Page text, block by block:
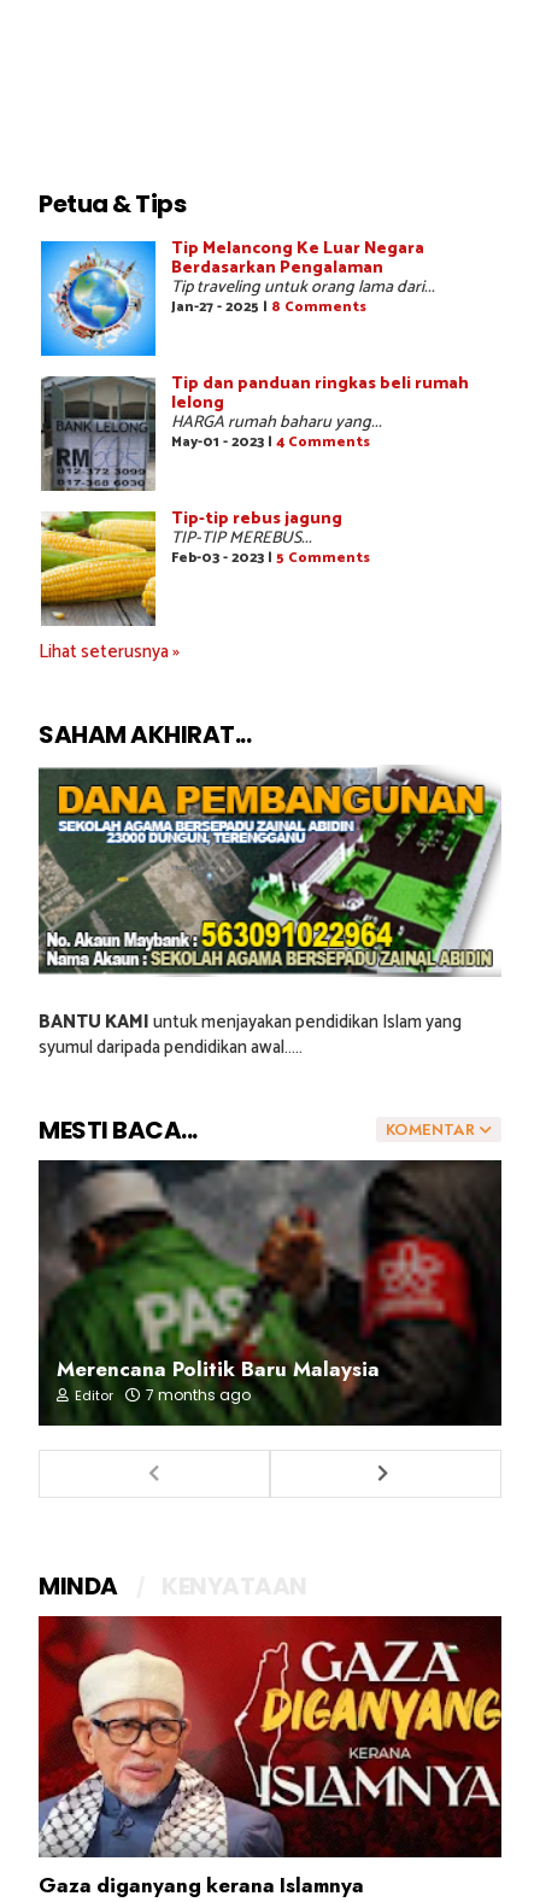
Petua & Tips
Tip Melancong Ke Luar Negara
Berdasarkan Pengalaman
Tip traveling untuk orang lama dari...
Jan-27 - 2025 | 8 Comments
Tip dan panduan ringkas beli rumah
lelong
HARGA rumah baharu yang...
May-01 - 2023 | 4 Comments
Tip-tip rebus jagung
TIP-TIP MEREBUS...
Feb-03 - 2023 | 5 Comments
Lihat seterusnya »
SAHAM AKHIRAT...
BANTU KAMIuntuk menjayakan pendidikan Islam yang
syumul daripada pendidikan awal.....
KOMENTAR
MESTI BACA...
Merencana Politik Baru Malaysia
Editor 7 months ago
MINDA
Gaza diganyang kerana Islamnya